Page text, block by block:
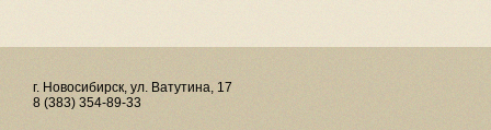
г. Новосибирск, ул. Ватутина, 17
8 (383) 354-89-33